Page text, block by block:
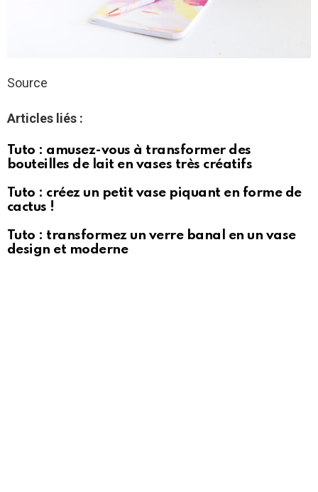
Source
Articles liés :
Tuto : amusez-vous à transformer des
bouteilles de lait en vases très créatifs
Tuto : créez un petit vase piquant en forme de
cactus !
Tuto : transformez un verre banal en un vase
design et moderne